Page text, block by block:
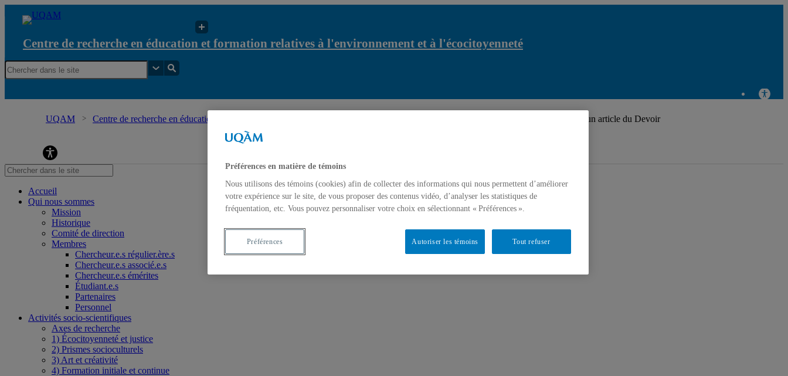
Centre de recherche en éducation et formation relatives à l'environnement et à l'écocitoyenneté
UQAM Centre de recherche en éducation et formation relatives à l'environnement et à l'écocitoyenneté Contribution de Lucie Sauvé dans un article du Devoir
Accueil
Qui nous sommes
Mission
Historique
Comité de direction
Membres
Chercheur.e.s régulier.ère.s
Chercheur.e.s associé.e.s
Chercheur.e.s émérites
Étudiant.e.s
Partenaires
Personnel
Activités socio-scientifiques
Axes de recherche
1) Écocitoyenneté et justice
2) Prismes socioculturels
3) Art et créativité
4) Formation initiale et continue
Préférences en matière de témoins
Nous utilisons des témoins (cookies) afin de collecter des informations qui nous permettent d’améliorer
votre expérience sur le site, de vous proposer des contenus vidéo, d’analyser les statistiques de
fréquentation, etc. Vous pouvez personnaliser votre choix en sélectionnant « Préférences ».
Tout refuser
Autoriser les témoins
Préférences